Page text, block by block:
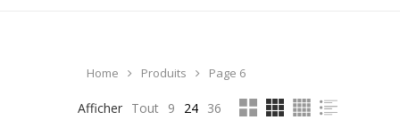
Home Produits Page 6
Afficher Tout 9 24 36